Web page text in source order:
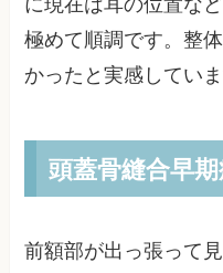
極めて順調です。整
かったと実感していま
頭蓋骨縫合早
前額部が出っ張って